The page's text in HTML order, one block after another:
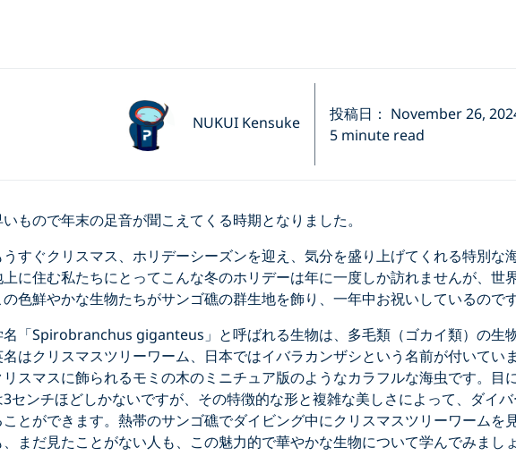
NUKUI Kensuke
投稿日： November 26,
5 minute read
もので年末の足音が聞こえてくる時期となりました。
うすぐクリスマス、ホリデーシーズンを迎え、気分を盛り上げてくれる特別な
に住む私たちにとってこんな冬のホリデーは年に一度しか訪れませんが、世
の色鮮やかな生物たちがサンゴ礁の群生地を飾り、一年中お祝いしているのです
名「Spirobranchus giganteus」と呼ばれる生物は、多毛類（ゴカイ類）の生
はクリスマスツリーワーム、日本ではイバラカンザシという名前が付いていま
リスマスに飾られるモミの木のミニチュア版のようなカラフルな海虫です。目
3センチほどしかないですが、その特徴的な形と複雑な美しさによって、ダイ
ことができます。熱帯のサンゴ礁でダイビング中にクリスマスツリーワームを
、まだ見たことがない人も、この魅力的で華やかな生物について学んでみましょ